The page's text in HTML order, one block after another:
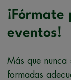
eventos!
Más que nunca
formadas